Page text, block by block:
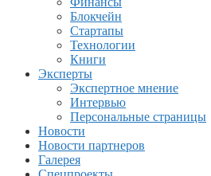
Блокчейн
Стартапы
Технологии
Книги
Эксперты
Экспертное мнение
Интервью
Персональные страницы
Новости
Новости партнеров
Галерея